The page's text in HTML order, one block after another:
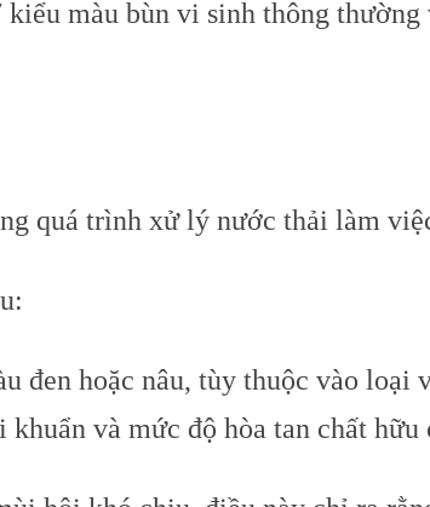
màu bùn vi sinh thông
quá trình xử lý nước thải làm
đen hoặc nâu, tùy thuộc vào
và mức độ hòa tan chất hữu